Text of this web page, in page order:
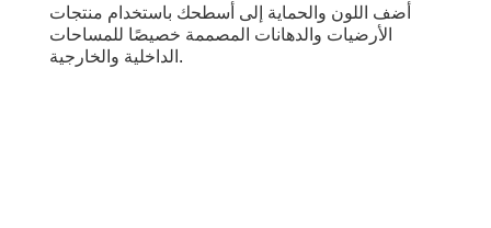
أضف اللون والحماية إلى أسطحك باستخدام منتجات
الأرضيات والدهانات المصممة خصيصًا للمساحات
الداخلية والخارجية.